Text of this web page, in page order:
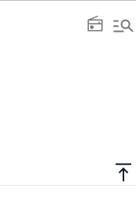
radio manage_search
vertical_align_top